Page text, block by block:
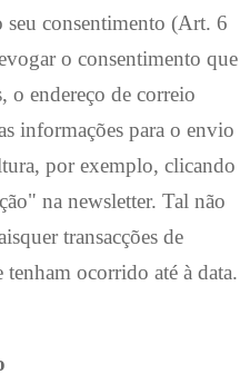
seu consentimento (Art. 6
o consentimento que
o endereço de correio
informações para o envio
por exemplo, clicando
na newsletter. Tal não
transacções de
tenham ocorrido até à data.